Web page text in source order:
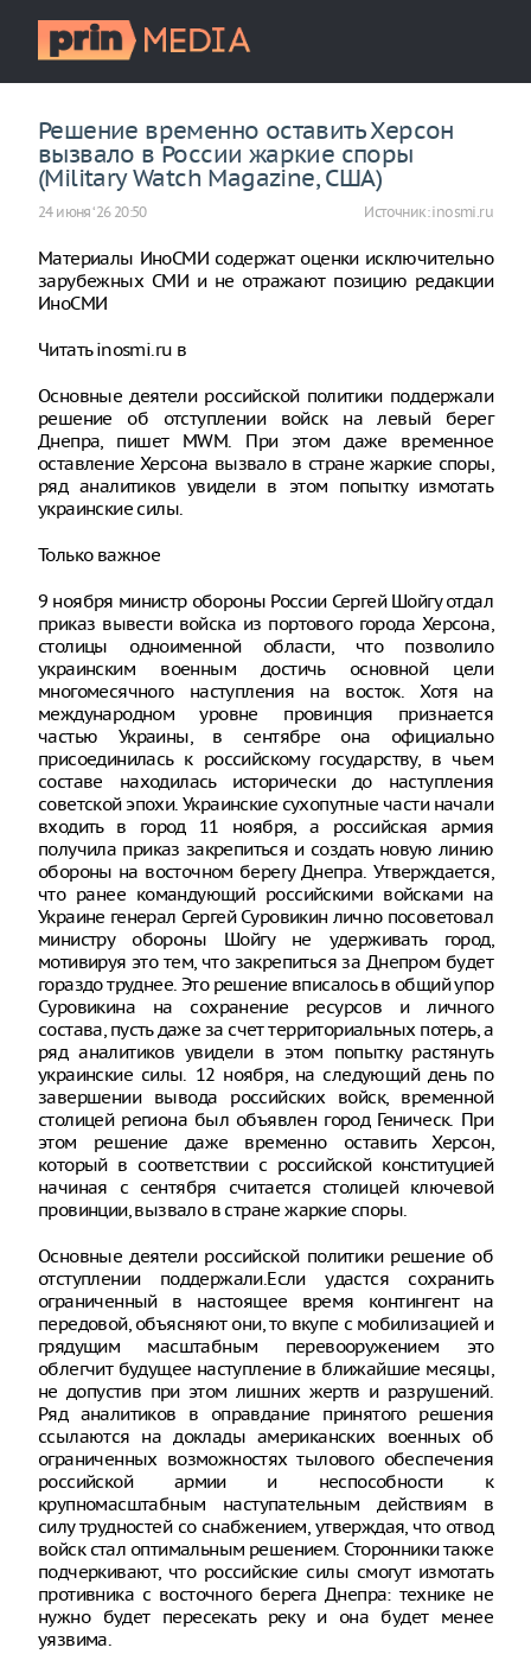
Решение временно оставить Херсон
вызвало в России жаркие споры
(Military Watch Magazine, США)
24 июня ‘26 20:50 Источник:inosmi.ru
Материалы ИноСМИ содержат оценки исключительно
зарубежных СМИ и не отражают позицию редакции
ИноСМИ
Читать inosmi.ru в
Основные деятели российской политики поддержали
решение об отступлении войск на левый берег
Днепра, пишет MWM. При этом даже временное
оставление Херсона вызвало в стране жаркие споры,
ряд аналитиков увидели в этом попытку измотать
украинские силы.
Только важное
9 ноября министр обороны России Сергей Шойгу отдал
приказ вывести войска из портового города Херсона,
столицы одноименной области, что позволило
украинским военным достичь основной цели
многомесячного наступления на восток. Хотя на
международном уровне провинция признается
частью Украины, в сентябре она официально
присоединилась к российскому государству, в чьем
составе находилась исторически до наступления
советской эпохи. Украинские сухопутные части начали
входить в город 11 ноября, а российская армия
получила приказ закрепиться и создать новую линию
обороны на восточном берегу Днепра. Утверждается,
что ранее командующий российскими войсками на
Украине генерал Сергей Суровикин лично посоветовал
министру обороны Шойгу не удерживать город,
мотивируя это тем, что закрепиться за Днепром будет
гораздо труднее. Это решение вписалось в общий упор
Суровикина на сохранение ресурсов и личного
состава, пусть даже за счет территориальных потерь, а
ряд аналитиков увидели в этом попытку растянуть
украинские силы. 12 ноября, на следующий день по
завершении вывода российских войск, временной
столицей региона был объявлен город Геническ. При
этом решение даже временно оставить Херсон,
который в соответствии с российской конституцией
начиная с сентября считается столицей ключевой
провинции, вызвало в стране жаркие споры.
Основные деятели российской политики решение об
отступлении поддержали.Если удастся сохранить
ограниченный в настоящее время контингент на
передовой, объясняют они, то вкупе с мобилизацией и
грядущим масштабным перевооружением это
облегчит будущее наступление в ближайшие месяцы,
не допустив при этом лишних жертв и разрушений.
Ряд аналитиков в оправдание принятого решения
ссылаются на доклады американских военных об
ограниченных возможностях тылового обеспечения
российской армии и неспособности к
крупномасштабным наступательным действиям в
силу трудностей со снабжением, утверждая, что отвод
войск стал оптимальным решением. Сторонники также
подчеркивают, что российские силы смогут измотать
противника с восточного берега Днепра: технике не
нужно будет пересекать реку и она будет менее
уязвима.